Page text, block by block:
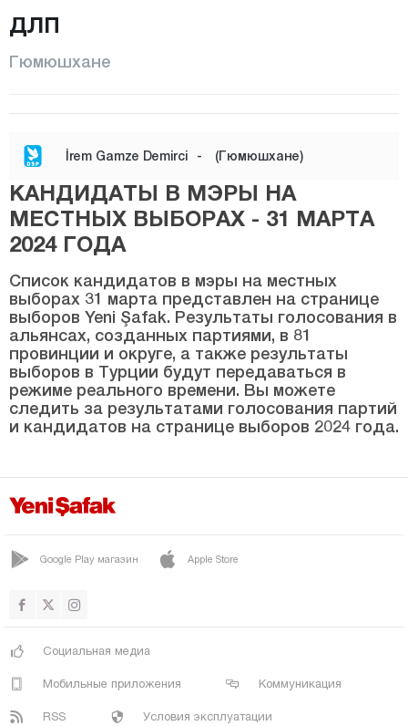
Унлупынар
Есильбук
Хатай
Ыгдыр
Ыспарта
Кахраманмараш
Карабюк
Кайсери
Кыркларэли
Кыршехир
Коджаэли
ДЛП
Гюмюшхане
İrem Gamze Demirci - (Гюмюшхане)
КАНДИДАТЫ В МЭРЫ НА
МЕСТНЫХ ВЫБОРАХ - 31 МАРТА
2024 ГОДА
Список кандидатов в мэры на местных
выборах 31 марта представлен на странице
выборов Yeni Şafak. Результаты голосования в
альянсах, созданных партиями, в 81
провинции и округе, а также результаты
выборов в Турции будут передаваться в
режиме реального времени. Вы можете
следить за результатами голосования партий
и кандидатов на странице выборов 2024 года.
Google Play магазин Apple Store
Социальная медиа
Мобильные приложения Коммуникация
RSS Условия эксплуатации